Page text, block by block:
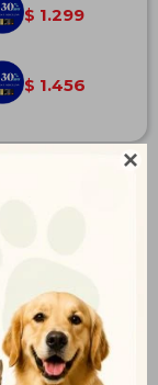

$ 1.299
$ 1.456